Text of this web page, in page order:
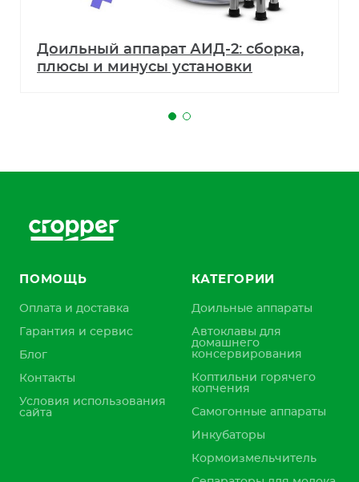
Доильный аппарат АИД-2: сборка,
плюсы и минусы установки
ПОМОЩЬ
Оплата и доставка
Гарантия и сервис
Блог
Контакты
Условия использования
сайта
КАТЕГОРИИ
Доильные аппараты
Автоклавы для
домашнего
консервирования
Коптильни горячего
копчения
Самогонные аппараты
Инкубаторы
Кормоизмельчитель